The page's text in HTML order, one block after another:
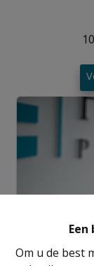
Om u de best